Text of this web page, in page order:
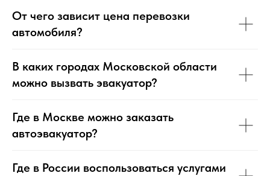
От чего зависит цена перевозки
автомобиля?
В каких городах Московской области
можно вызвать эвакуатор?
Где в Москве можно заказать
автоэвакуатор?
Где в России воспользоваться услугами